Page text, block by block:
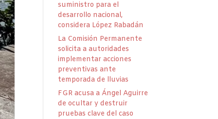
suministro para el
desarrollo nacional,
considera López Rabadán
La Comisión Permanente
solicita a autoridades
implementar acciones
preventivas ante
temporada de lluvias
FGR acusa a Ángel Aguirre
de ocultar y destruir
pruebas clave del caso